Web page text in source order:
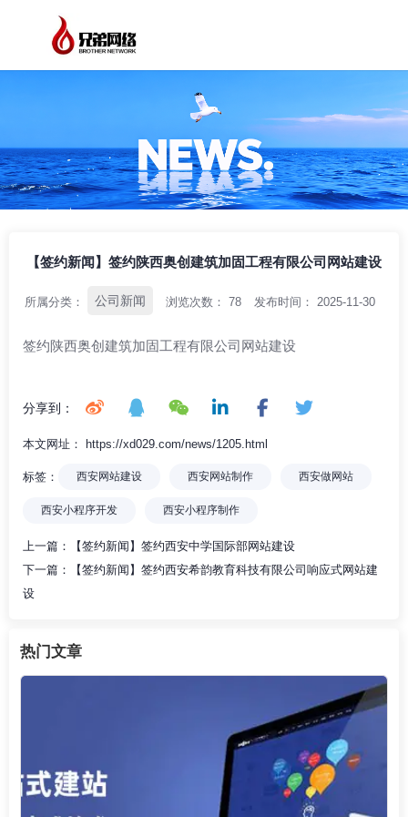
【签约新闻】签约陕西奥创建筑加固工程有限公司网站建设
所属分类： 公司新闻 浏览次数： 78 发布时间： 2025-11-30
签约陕西奥创建筑加固工程有限公司网站建设
分享到：
本文网址： https://xd029.com/news/1205.html
标签： 西安网站建设 西安网站制作 西安做网站
西安小程序开发 西安小程序制作
上一篇：
【签约新闻】签约西安中学国际部网站建设
下一篇：
【签约新闻】签约西安希韵教育科技有限公司响应式网站建
设
热门文章